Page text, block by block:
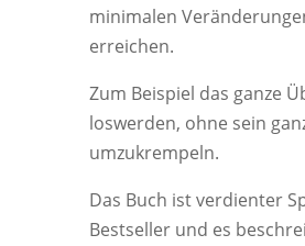
minimalen
erreichen.
Zum Beispiel das ganze
loswerden, ohne sein
umzukrempeln.
Das Buch ist verdienter
Bestseller und es